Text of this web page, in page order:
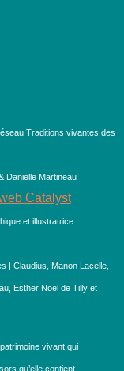
Traditions vivantes des
Danielle Martineau
Catalyst
et illustratrice
| Claudius, Manon Lacelle,
Esther Noël de Tilly et
vivant qui
qu’elle contient